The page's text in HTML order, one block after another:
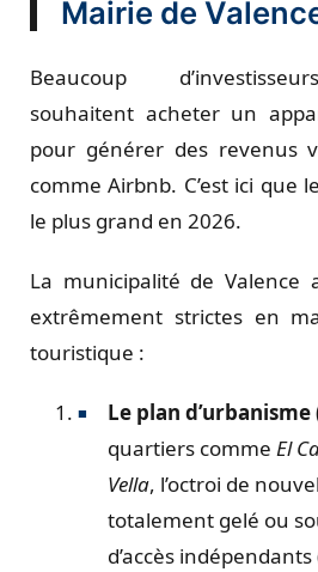
Mairie de
Beaucoup
souhaitent acheter un
pour générer des revenus
comme Airbnb. C’est ici que
le plus grand en 2026.
La municipalité de Valence
extrêmement strictes en
touristique :
Le plan d’urbanisme
quartiers comme El
Vella, l’octroi de
totalement gelé ou
d’accès